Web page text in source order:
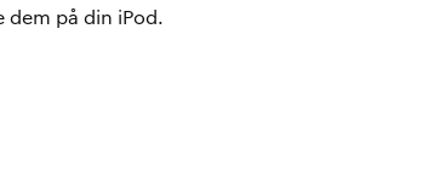
på din iPod.